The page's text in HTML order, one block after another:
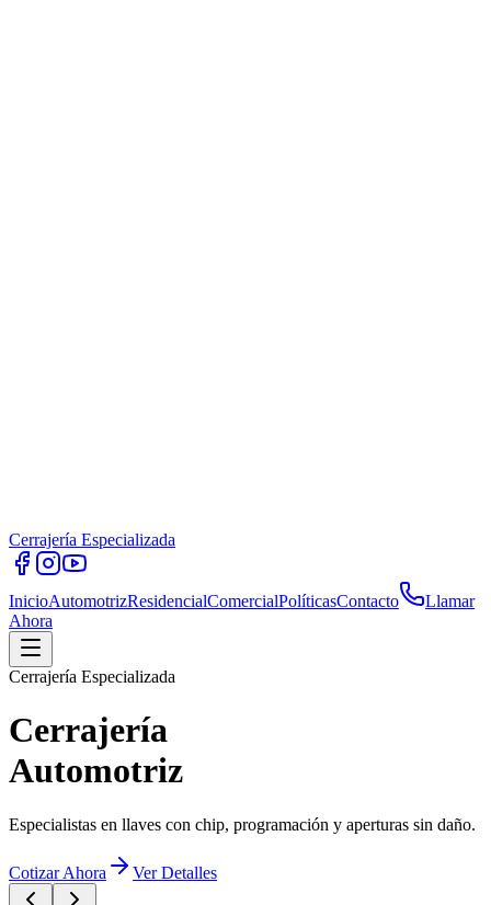
Cerrajería Especializada
InicioAutomotrizResidencialComercialPolíticasContacto
Llamar
Ahora